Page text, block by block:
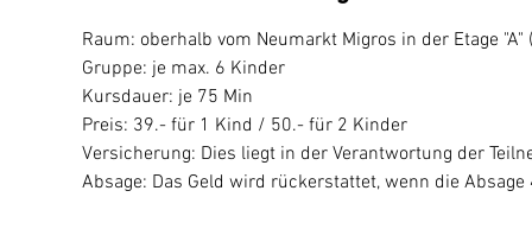
Raum: oberhalb vom Neumarkt Migros in der Etage "A"
Gruppe: je max. 6 Kinder
Kursdauer: je 75 Min
Preis: 39.- für 1 Kind / 50.- für 2 Kinder
Versicherung: Dies liegt in der Verantwortung der
Absage: Das Geld wird rückerstattet, wenn die